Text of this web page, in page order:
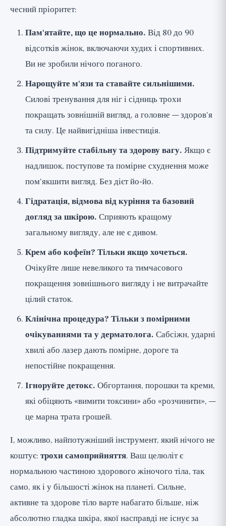
чесний пріоритет:
Пам'ятайте, що це нормально. Від 80 до 90
відсотків жінок, включаючи худих і спортивних.
Ви не зробили нічого поганого.
Нарощуйте м'язи та ставайте сильнішими.
Силові тренування для ніг і сідниць трохи
покращать зовнішній вигляд, а головне — здоров'я
та силу. Це найвигідніша інвестиція.
Підтримуйте стабільну та здорову вагу. Якщо є
надлишок, поступове та помірне схуднення може
пом'якшити вигляд. Без дієт йо-йо.
Гідратація, відмова від куріння та базовий
догляд за шкірою. Сприяють кращому
загальному вигляду, але не є дивом.
Крем або кофеїн? Тільки якщо хочеться.
Очікуйте лише невеликого та тимчасового
покращення зовнішнього вигляду і не витрачайте
цілий статок.
Клінічна процедура? Тільки з помірними
очікуваннями та у дерматолога. Сабсіжн, ударні
хвилі або лазер дають помірне, дороге та
непостійне покращення.
Ігноруйте детокс. Обгортання, порошки та креми,
які обіцяють «вимити токсини» або «розчинити», —
це марна трата грошей.
І, можливо, найпотужніший інструмент, який нічого не
коштує: трохи самоприйняття. Ваш целюліт є
нормальною частиною здорового жіночого тіла, так
само, як і у більшості жінок на планеті. Сильне,
активне та здорове тіло варте набагато більше, ніж
абсолютно гладка шкіра, якої насправді не існує за